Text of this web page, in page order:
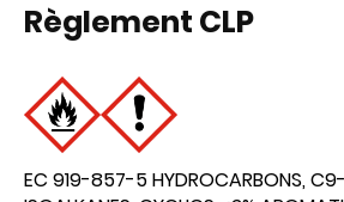
Règlement CLP
EC 919-857-5 HYDROCARBONS, C9-